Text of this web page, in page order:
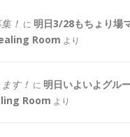
！ に 明日3/28もちょり場
Room より
す！ に 明日いよいよグル
Room より